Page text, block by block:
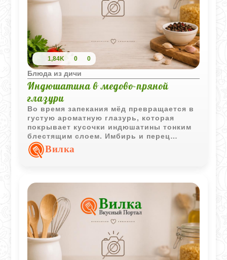
1,84K 0 0
Блюда из дичи
Индюшатина в медово-пряной
глазури
Во время запекания мёд превращается в
густую ароматную глазурь, которая
покрывает кусочки индюшатины тонким
блестящим слоем. Имбирь и перец
делают вкус тёплым и насыщенным, а
сладкий перец добавляет сочности и
Вилка